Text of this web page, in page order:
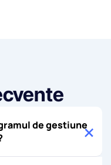
de gestiune